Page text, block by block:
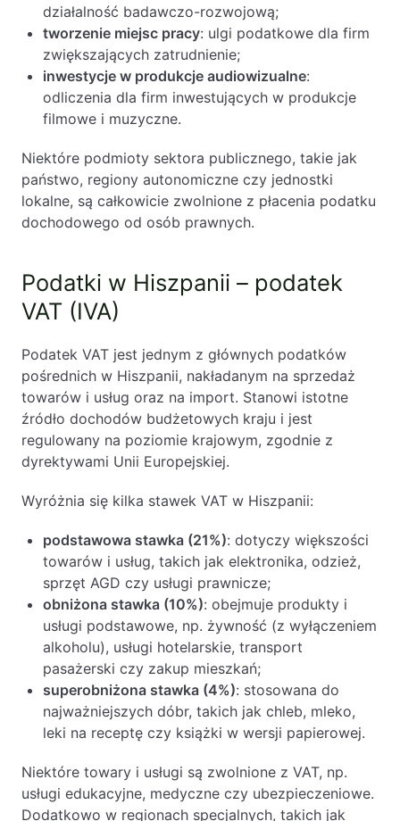
działalność badawczo-rozwojową;
tworzenie miejsc pracy: ulgi podatkowe dla firm
zwiększających zatrudnienie;
inwestycje w produkcje audiowizualne:
odliczenia dla firm inwestujących w produkcje
filmowe i muzyczne.
Niektóre podmioty sektora publicznego, takie jak
państwo, regiony autonomiczne czy jednostki
lokalne, są całkowicie zwolnione z płacenia podatku
dochodowego od osób prawnych.
Podatki w Hiszpanii – podatek
VAT (IVA)
Podatek VAT jest jednym z głównych podatków
pośrednich w Hiszpanii, nakładanym na sprzedaż
towarów i usług oraz na import. Stanowi istotne
źródło dochodów budżetowych kraju i jest
regulowany na poziomie krajowym, zgodnie z
dyrektywami Unii Europejskiej.
Wyróżnia się kilka stawek VAT w Hiszpanii:
podstawowa stawka (21%): dotyczy większości
towarów i usług, takich jak elektronika, odzież,
sprzęt AGD czy usługi prawnicze;
obniżona stawka (10%): obejmuje produkty i
usługi podstawowe, np. żywność (z wyłączeniem
alkoholu), usługi hotelarskie, transport
pasażerski czy zakup mieszkań;
superobniżona stawka (4%): stosowana do
najważniejszych dóbr, takich jak chleb, mleko,
leki na receptę czy książki w wersji papierowej.
Niektóre towary i usługi są zwolnione z VAT, np.
usługi edukacyjne, medyczne czy ubezpieczeniowe.
Dodatkowo w regionach specjalnych, takich jak